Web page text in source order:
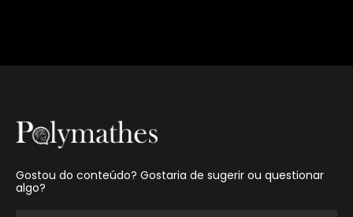
Gostou do conteúdo? Gostaria de sugerir ou questionar
algo?